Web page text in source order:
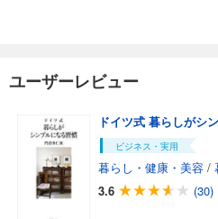
ユーザーレビュー
ドイツ式 暮らしがシ
ビジネス・実用
暮らし・健康・美容 /
3.6
(30)